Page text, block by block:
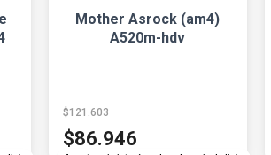
Mother Asrock (am4)
A520m-hdv
$121.603
$86.946